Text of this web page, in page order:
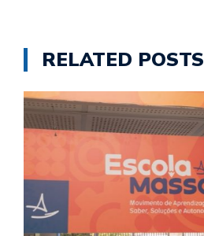
RELATED POSTS